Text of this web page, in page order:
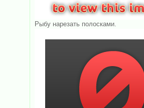
Рыбу нарезать полосками.